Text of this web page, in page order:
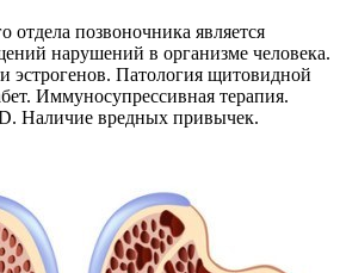
отдела позвоночника является
нарушений в организме человека.
эстрогенов. Патология щитовидной
Иммуносупрессивная терапия.
Наличие вредных привычек.